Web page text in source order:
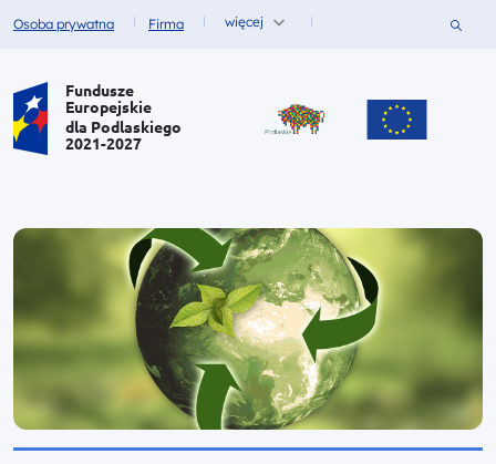
Fundusze dla
Osoba prywatna Fundusze dla
Firma więcej
Portal Funduszy Europejskich
Fundusze
Europejskie
dla Podlaskiego
2021-2027